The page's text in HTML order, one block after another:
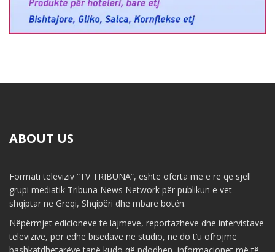
ABOUT US
Formati televiziv “TV TRIBUNA”, është oferta më e re që sjell
grupi mediatik Tribuna News Network për publikun e vet
shqiptar në Greqi, Shqipëri dhe mbarë botën.
Nëpërmjet edicioneve të lajmeve, reportazheve dhe intervistave
televizive, por edhe bisedave në studio, ne do t’u ofrojmë